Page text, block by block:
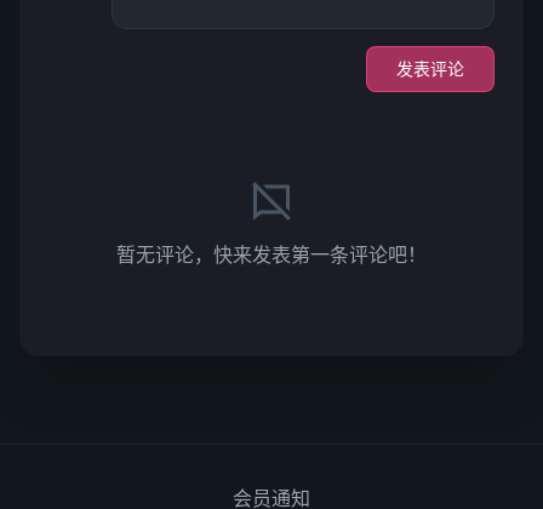
发表评论
暂无评论，快来发表第一条评论吧！
会员通知